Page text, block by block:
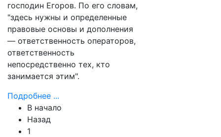
господин Егоров. По его словам,
"здесь нужны и определенные
правовые основы и дополнения
— ответственность операторов,
ответственность
непосредственно тех, кто
занимается этим".
Подробнее ...
В начало
Назад
1